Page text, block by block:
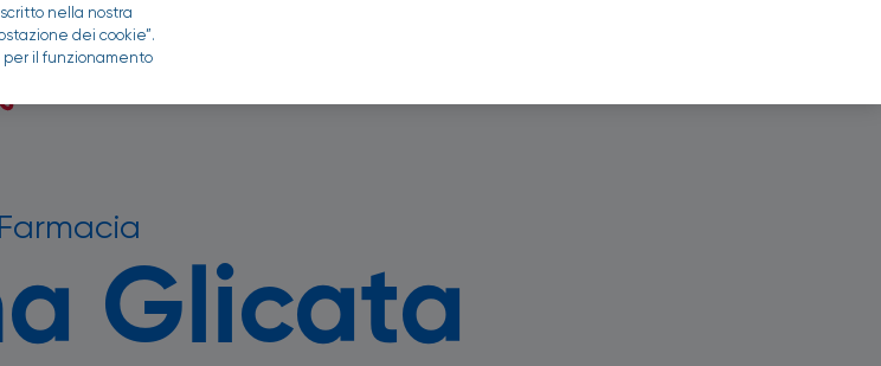
Glicata
nella nostra
dei cookie”.
per il funzionamento